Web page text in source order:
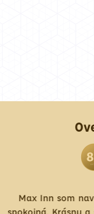
viac krát a vždy
zariadený hotel